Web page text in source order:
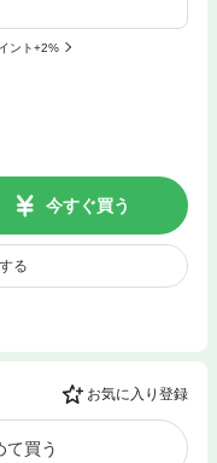
ント+2%
今すぐ買う
る
お気に入り登録
て買う